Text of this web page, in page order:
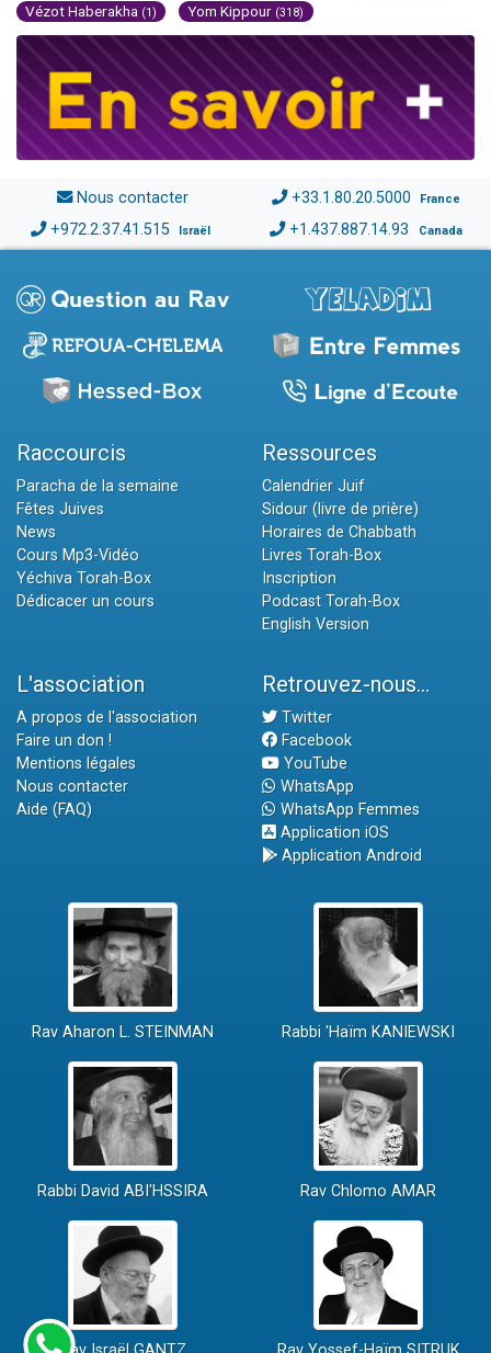
Vézot Haberakha (1) Yom Kippour (318)
Nous contacter +33.1.80.20.5000 France
+972.2.37.41.515 Israël +1.437.887.14.93 Canada
Raccourcis
Paracha de la semaine
Fêtes Juives
News
Cours Mp3-Vidéo
Yéchiva Torah-Box
Dédicacer un cours
Ressources
Calendrier Juif
Sidour (livre de prière)
Horaires de Chabbath
Livres Torah-Box
Inscription
Podcast Torah-Box
English Version
L'association
A propos de l'association
Faire un don !
Mentions légales
Nous contacter
Aide (FAQ)
Retrouvez-nous...
Twitter
Facebook
YouTube
WhatsApp
WhatsApp Femmes
Application iOS
Application Android
Rav Aharon L. STEINMAN Rabbi 'Haïm KANIEWSKI
Rabbi David ABI'HSSIRA Rav Chlomo AMAR